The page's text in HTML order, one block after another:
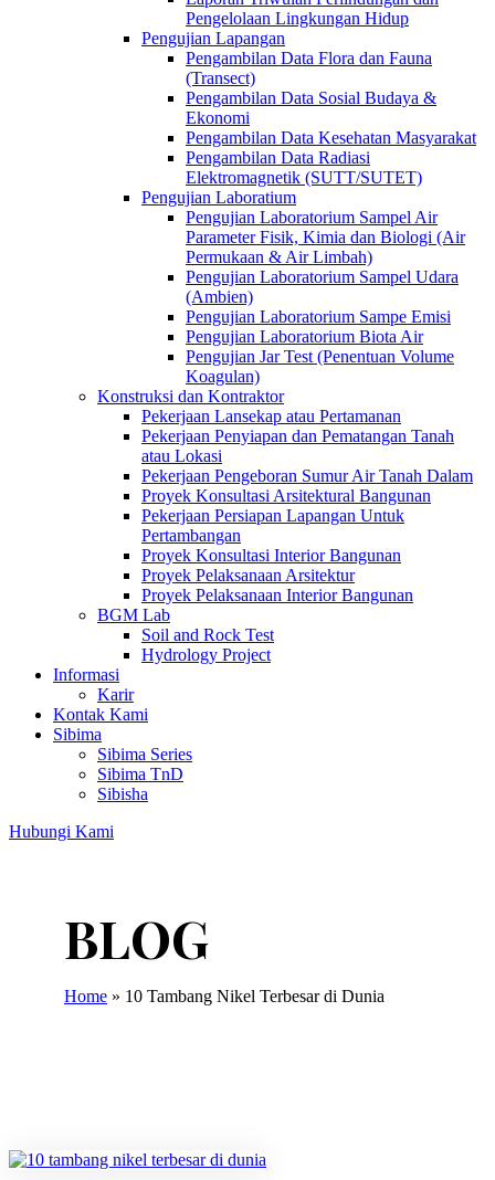
Pengelolaan Lingkungan Hidup
Pengujian Lapangan
Pengambilan Data Flora dan Fauna
(Transect)
Pengambilan Data Sosial Budaya &
Ekonomi
Pengambilan Data Kesehatan Masyarakat
Pengambilan Data Radiasi
Elektromagnetik (SUTT/SUTET)
Pengujian Laboratium
Pengujian Laboratorium Sampel Air
Parameter Fisik, Kimia dan Biologi (Air
Permukaan & Air Limbah)
Pengujian Laboratorium Sampel Udara
(Ambien)
Pengujian Laboratorium Sampe Emisi
Pengujian Laboratorium Biota Air
Pengujian Jar Test (Penentuan Volume
Koagulan)
Konstruksi dan Kontraktor
Pekerjaan Lansekap atau Pertamanan
Pekerjaan Penyiapan dan Pematangan Tanah
atau Lokasi
Pekerjaan Pengeboran Sumur Air Tanah Dalam
Proyek Konsultasi Arsitektural Bangunan
Pekerjaan Persiapan Lapangan Untuk
Pertambangan
Proyek Konsultasi Interior Bangunan
Proyek Pelaksanaan Arsitektur
Proyek Pelaksanaan Interior Bangunan
BGM Lab
Soil and Rock Test
Hydrology Project
Informasi
Karir
Kontak Kami
Sibima
Sibima Series
Sibima TnD
Sibisha
Hubungi Kami
Home » 10 Tambang Nikel Terbesar di Dunia